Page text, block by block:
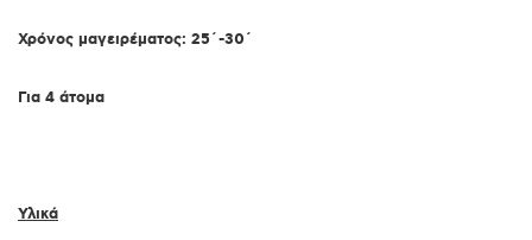
Χρόνος μαγειρέματος: 25΄-30΄
Για 4 άτομα
Υλικά